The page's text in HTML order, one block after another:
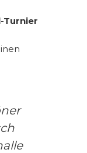
Turnier